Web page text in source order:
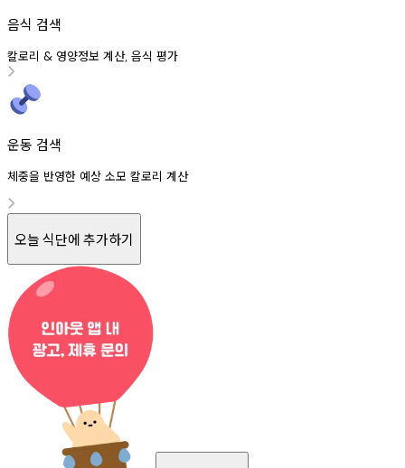
음식 검색
칼로리 & 영양정보 계산, 음식 평가
운동 검색
체중을 반영한 예상 소모 칼로리 계산
오늘 식단에 추가하기